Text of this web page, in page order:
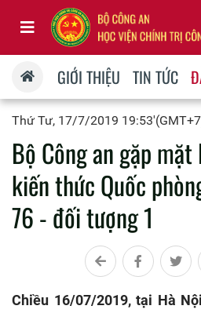
GIỚI THIỆU TIN TỨC
Thứ Tư, 17/7/2019
Bộ Công an gặp
kiến thức Quốc
76 - đối tượng 1
Chiều 16/07/2019, tại Hà